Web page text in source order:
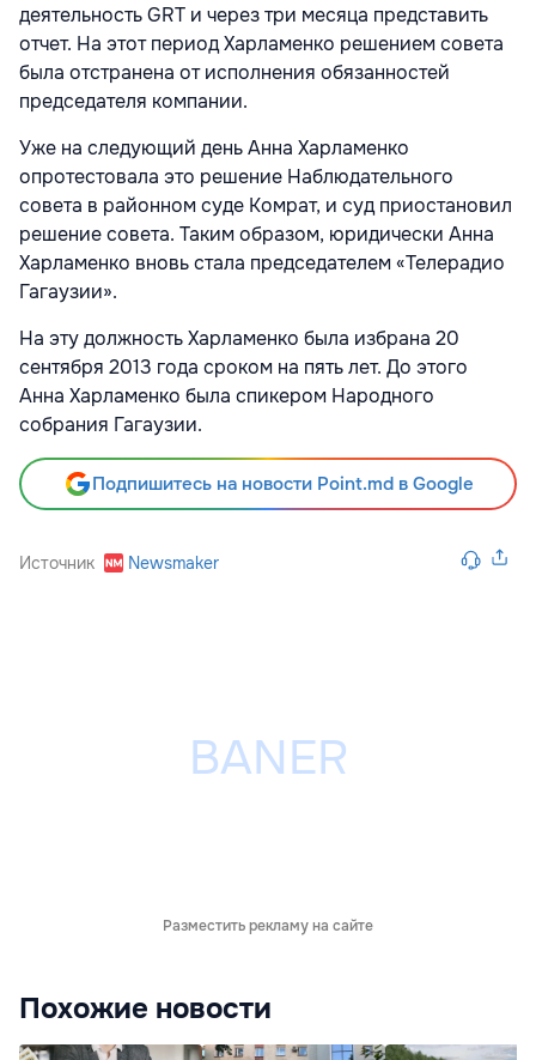
деятельность GRT и через три месяца представить
отчет. На этот период Харламенко решением совета
была отстранена от исполнения обязанностей
председателя компании.
Уже на следующий день Анна Харламенко
опротестовала это решение Наблюдательного
совета в районном суде Комрат, и суд приостановил
решение совета. Таким образом, юридически Анна
Харламенко вновь стала председателем «Телерадио
Гагаузии».
На эту должность Харламенко была избрана 20
сентября 2013 года сроком на пять лет. До этого
Анна Харламенко была спикером Народного
собрания Гагаузии.
Подпишитесь на новости Point.md в Google
Источник Newsmaker
Разместить рекламу на сайте
Похожие новости